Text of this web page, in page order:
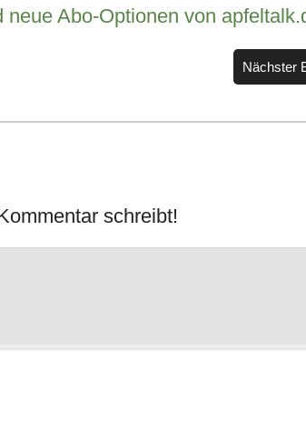
Abo-Optionen von
Nächster
schreibt!